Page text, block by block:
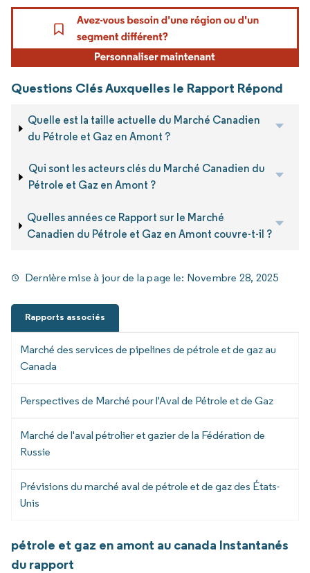
Questions Clés Auxquelles le Rapport Répond
Quelle est la taille actuelle du Marché Canadien
du Pétrole et Gaz en Amont ?
Qui sont les acteurs clés du Marché Canadien du
Pétrole et Gaz en Amont ?
Quelles années ce Rapport sur le Marché
Canadien du Pétrole et Gaz en Amont couvre-t-il ?
Dernière mise à jour de la page le: Novembre 28, 2025
Rapports associés
Marché des services de pipelines de pétrole et de gaz au
Canada
Perspectives de Marché pour l'Aval de Pétrole et de Gaz
Marché de l'aval pétrolier et gazier de la Fédération de
Russie
Prévisions du marché aval de pétrole et de gaz des États-
Unis
pétrole et gaz en amont au canada Instantanés
du rapport